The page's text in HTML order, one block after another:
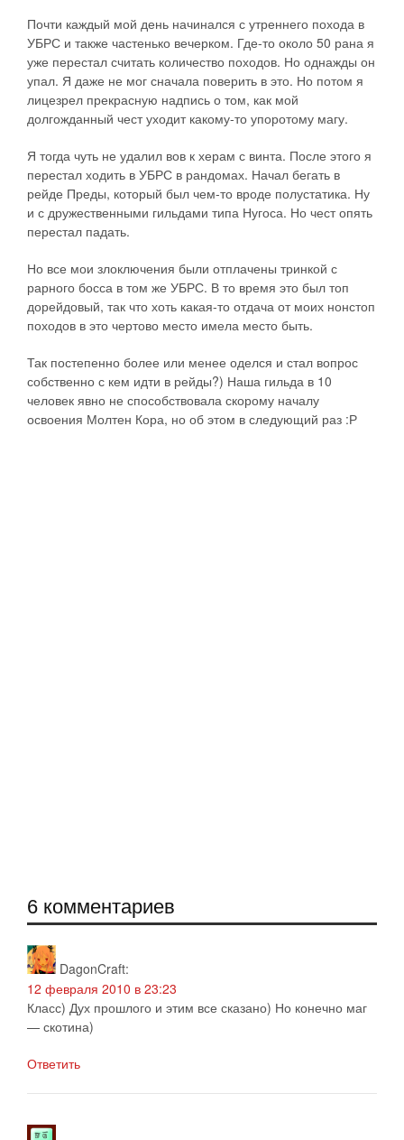
Почти каждый мой день начинался с утреннего похода в
УБРС и также частенько вечерком. Где-то около 50 рана я
уже перестал считать количество походов. Но однажды он
упал. Я даже не мог сначала поверить в это. Но потом я
лицезрел прекрасную надпись о том, как мой
долгожданный чест уходит какому-то упоротому магу.
Я тогда чуть не удалил вов к херам с винта. После этого я
перестал ходить в УБРС в рандомах. Начал бегать в
рейде Преды, который был чем-то вроде полустатика. Ну
и с дружественными гильдами типа Нугоса. Но чест опять
перестал падать.
Но все мои злоключения были отплачены тринкой с
рарного босса в том же УБРС. В то время это был топ
дорейдовый, так что хоть какая-то отдача от моих нонстоп
походов в это чертово место имела место быть.
Так постепенно более или менее оделся и стал вопрос
собственно с кем идти в рейды?) Наша гильда в 10
человек явно не способствовала скорому началу
освоения Молтен Кора, но об этом в следующий раз :Р
6 комментариев
DagonCraft:
12 февраля 2010 в 23:23
Класс) Дух прошлого и этим все сказано) Но конечно маг
— скотина)
Ответить